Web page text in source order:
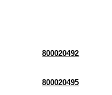
800020492
800020495